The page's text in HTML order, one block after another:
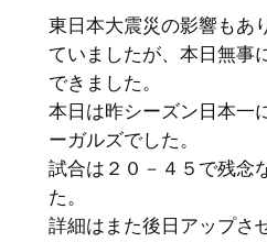
東日本大震災の影響もあ
ていましたが、本日無事
できました。
本日は昨シーズン日本一
ーガルズでした。
試合は２０－４５で残念
た。
詳細はまた後日アップさ